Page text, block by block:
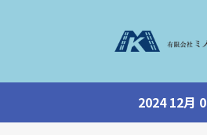
2024 12月